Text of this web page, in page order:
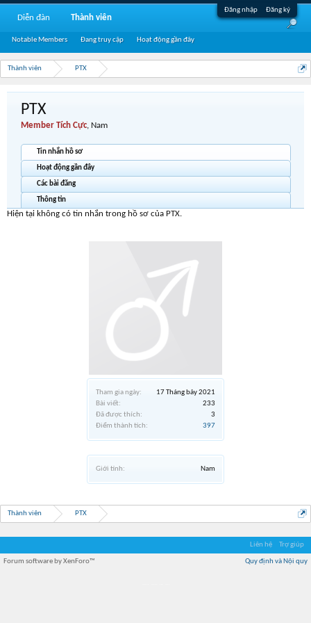
Đăng nhập Đăng ký
Thành viên PTX
Tham gia ngày:
17 Tháng bảy 2021
Bài viết:
233
Đã được thích:
3
Điểm thành tích:
397
Giới tính: Nam
PTX
Member Tích Cực, Nam
Tin nhắn hồ sơ
Hoạt động gần đây
Các bài đăng
Thông tin
Hiện tại không có tin nhắn trong hồ sơ của PTX.
Thành viên PTX
Diễn đàn Thành viên
Notable Members Đang truy cập Hoạt động gần đây
Liên hệ Trợ giúp
Quy định và Nội quy
Forum software by XenForo™